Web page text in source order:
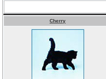
Cherry